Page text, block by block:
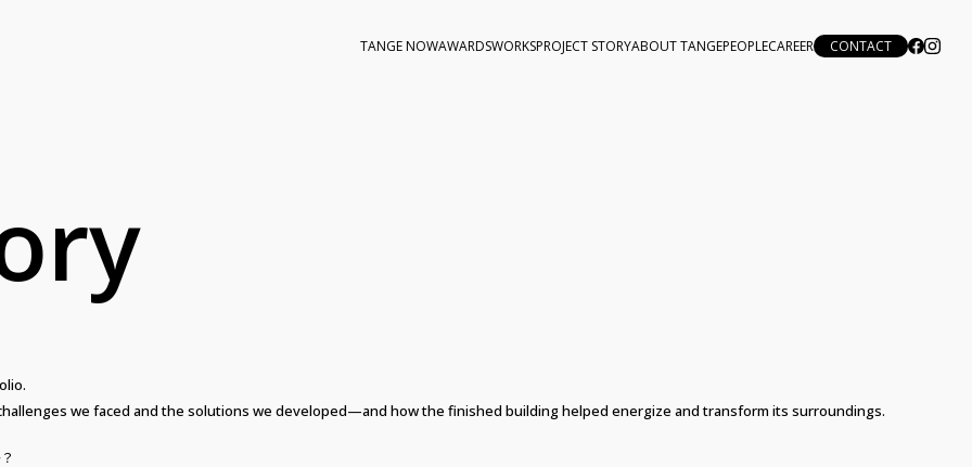
TANGE NOWAWARDSWORKSPROJECT STORYABOUT TANGEPEOPLECAREER CONTACT
we faced and the solutions we developed—and how the finished building helped energize and transform its surroundings.